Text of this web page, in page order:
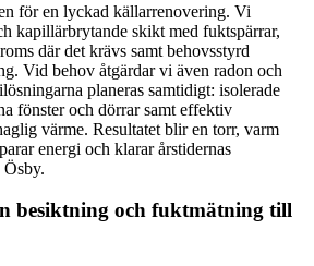
för en lyckad källarrenovering. Vi
kapillärbrytande skikt med fuktspärrar,
där det krävs samt behovsstyrd
Vid behov åtgärdar vi även radon och
planeras samtidigt: isolerade
fönster och dörrar samt effektiv
värme. Resultatet blir en torr, varm
energi och klarar årstidernas
besiktning och fuktmätning till